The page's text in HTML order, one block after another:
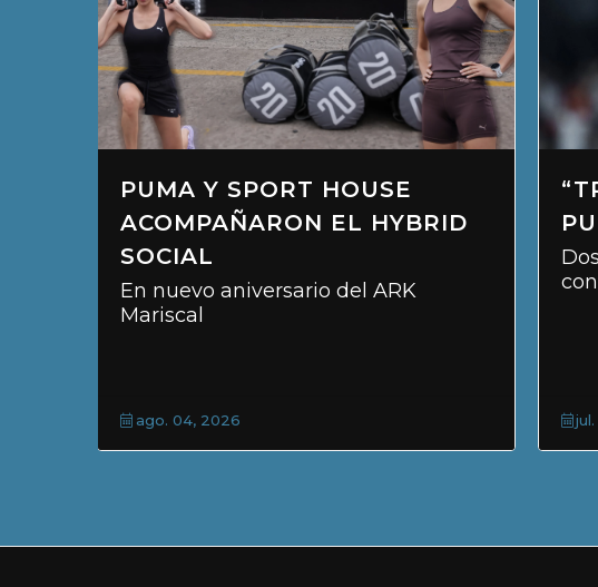
HYBRID
“TRIKI” Y EL “GUMA”, EN LA
PUNTA
Dos victorias, consolidan a los clubes
con alianza con KEMSA